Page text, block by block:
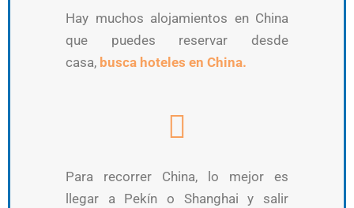
Hay muchos alojamientos en China
que puedes reservar desde
casa, busca hoteles en China.
Para recorrer China, lo mejor es
llegar a Pekín o Shanghai y salir